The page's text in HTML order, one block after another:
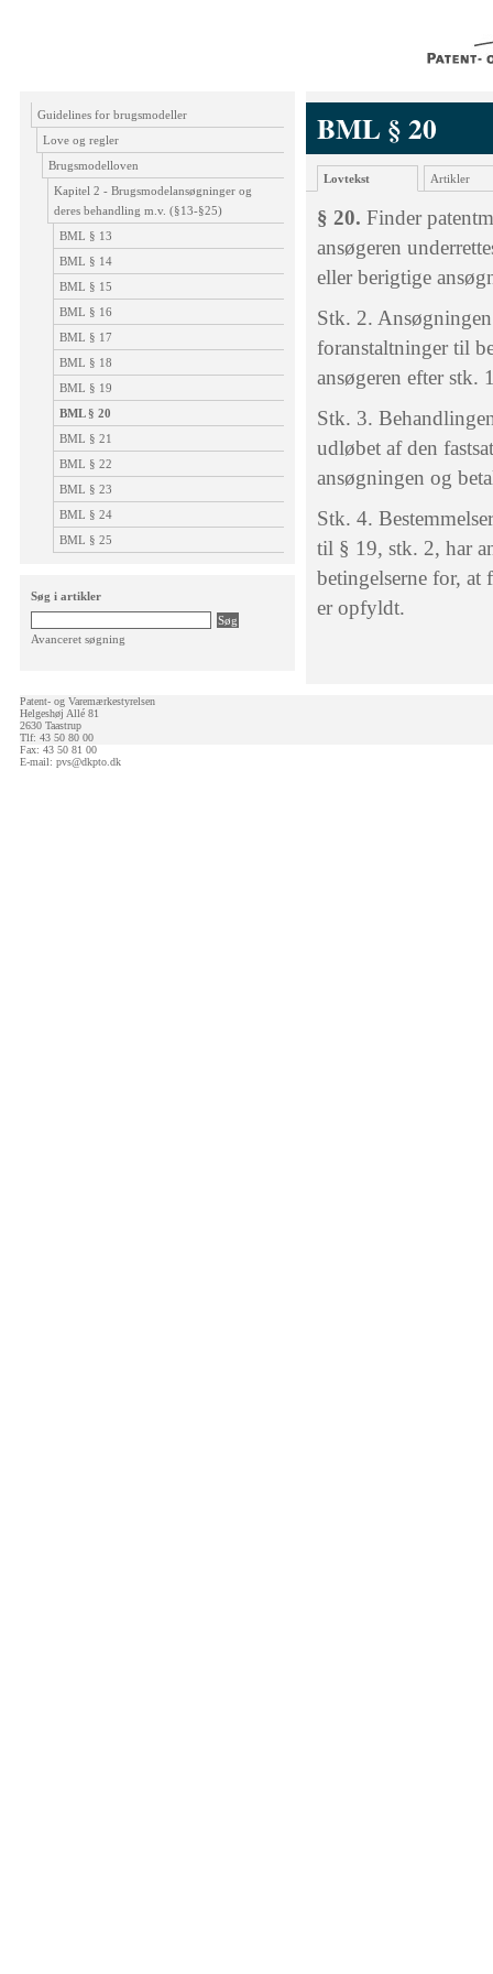
Guidelines for brugsmodeller
Love og regler
Brugsmodelloven
Kapitel 2 - Brugsmodelansøgninger og
deres behandling m.v. (§13-§25)
BML § 13
BML § 14
BML § 15
BML § 16
BML § 17
BML § 18
BML § 19
BML § 20
BML § 21
BML § 22
BML § 23
BML § 24
BML § 25
Søg i artikler
Avanceret søgning
BML § 20
Lovtekst Artikler
§ 20. Finder
ansøgeren
eller berigtige
Stk. 2.
foranstaltninger til
ansøgeren efter stk.
Stk. 3.
udløbet af den
ansøgningen og
Stk. 4.
til § 19, stk. 2, har
betingelserne for, at
er opfyldt.
Patent- og Varemærkestyrelsen
Helgeshøj Allé 81
2630 Taastrup
Tlf: 43 50 80 00
Fax: 43 50 81 00
E-mail: pvs@dkpto.dk